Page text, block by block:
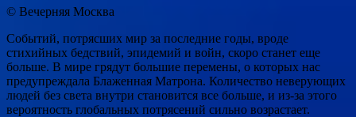
© Вечерняя Москва
Событий, потрясших мир за последние годы, вроде
стихийных бедствий, эпидемий и войн, скоро станет еще
больше. В мире грядут большие перемены, о которых нас
предупреждала Блаженная Матрона. Количество неверующих
людей без света внутри становится все больше, и из-за этого
вероятность глобальных потрясений сильно возрастает.